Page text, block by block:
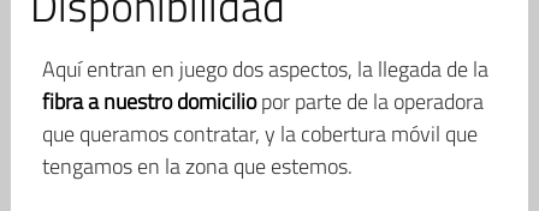
Aquí entran en juego dos aspectos, la llegada de la
fibra a nuestro domiciliopor parte de la operadora
que queramos contratar, y la cobertura móvil que
tengamos en la zona que estemos.